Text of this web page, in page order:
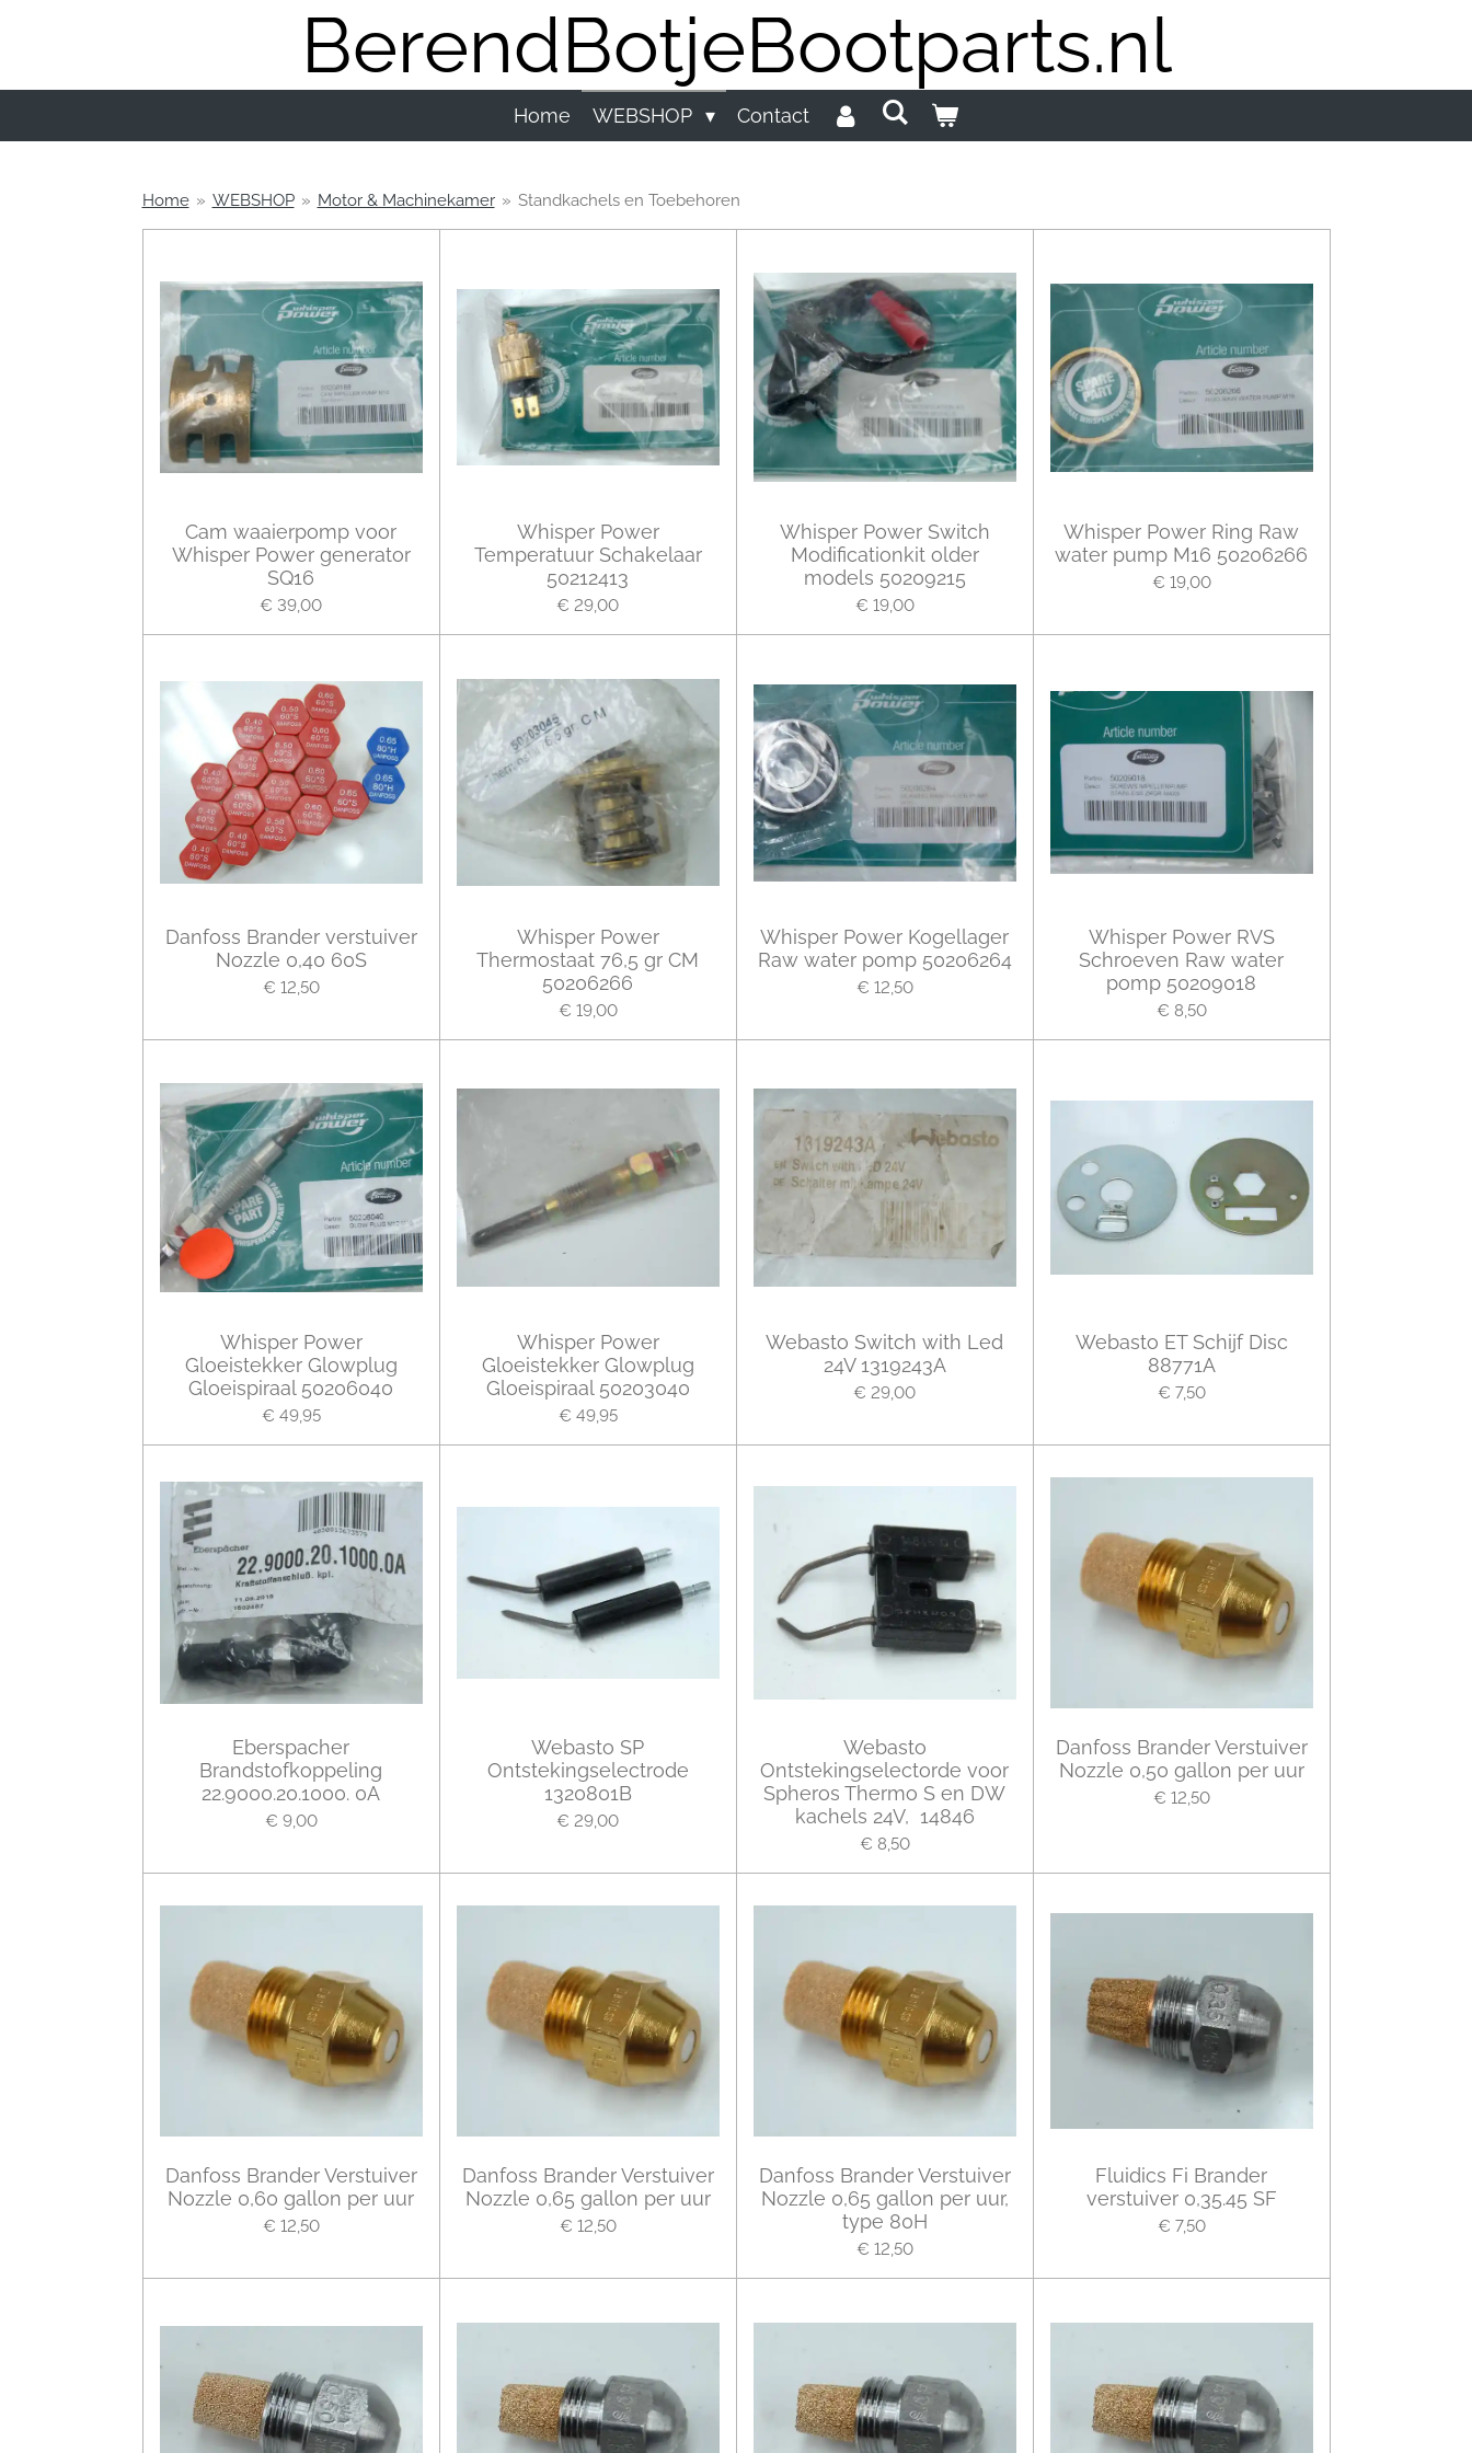
de
BerendBotjeBootparts.nl
Home WEBSHOP Contact
Home » WEBSHOP » Motor & Machinekamer » Standkachels en Toebehoren
Cam waaierpomp voor
Whisper Power generator
SQ16
€ 39,00
Whisper Power
Temperatuur Schakelaar
50212413
€ 29,00
Whisper Power Switch
Modificationkit older
models 50209215
€ 19,00
Whisper Power Ring Raw
water pump M16 50206266
€ 19,00
Danfoss Brander verstuiver
Nozzle 0,40 60S
€ 12,50
Whisper Power
Thermostaat 76,5 gr CM
50206266
€ 19,00
Whisper Power Kogellager
Raw water pomp 50206264
€ 12,50
Whisper Power RVS
Schroeven Raw water
pomp 50209018
€ 8,50
Whisper Power
Gloeistekker Glowplug
Gloeispiraal 50206040
€ 49,95
Whisper Power
Gloeistekker Glowplug
Gloeispiraal 50203040
€ 49,95
Webasto Switch with Led
24V 1319243A
€ 29,00
Webasto ET Schijf Disc
88771A
€ 7,50
Eberspacher
Brandstofkoppeling
22.9000.20.1000. 0A
€ 9,00
Webasto SP
Ontstekingselectrode
1320801B
€ 29,00
Webasto
Ontstekingselectorde voor
Spheros Thermo S en DW
kachels 24V, 14846
€ 8,50
Danfoss Brander Verstuiver
Nozzle 0,50 gallon per uur
€ 12,50
Danfoss Brander Verstuiver
Nozzle 0,60 gallon per uur
€ 12,50
Danfoss Brander Verstuiver
Nozzle 0,65 gallon per uur
€ 12,50
Danfoss Brander Verstuiver
Nozzle 0,65 gallon per uur,
type 80H
€ 12,50
Fluidics Fi Brander
verstuiver 0,35.45 SF
€ 7,50